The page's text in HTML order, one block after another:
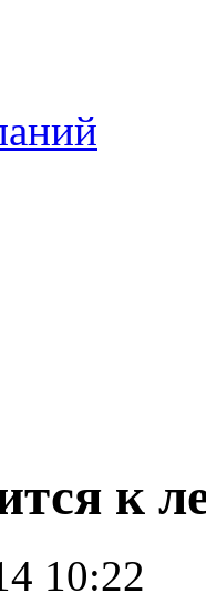
к
10:22